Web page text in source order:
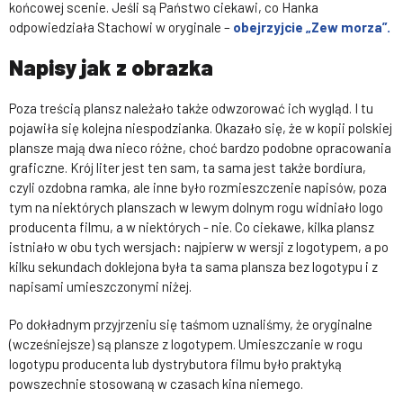
końcowej scenie. Jeśli są Państwo ciekawi, co Hanka
odpowiedziała Stachowi w oryginale – obejrzyjcie „Zew morza”.
Napisy jak z obrazka
Poza treścią plansz należało także odwzorować ich wygląd. I tu
pojawiła się kolejna niespodzianka. Okazało się, że w kopii polskiej
plansze mają dwa nieco różne, choć bardzo podobne opracowania
graficzne. Krój liter jest ten sam, ta sama jest także bordiura,
czyli ozdobna ramka, ale inne było rozmieszczenie napisów, poza
tym na niektórych planszach w lewym dolnym rogu widniało logo
producenta filmu, a w niektórych - nie. Co ciekawe, kilka plansz
istniało w obu tych wersjach: najpierw w wersji z logotypem, a po
kilku sekundach doklejona była ta sama plansza bez logotypu i z
napisami umieszczonymi niżej.
Po dokładnym przyjrzeniu się taśmom uznaliśmy, że oryginalne
(wcześniejsze) są plansze z logotypem. Umieszczanie w rogu
logotypu producenta lub dystrybutora filmu było praktyką
powszechnie stosowaną w czasach kina niemego.